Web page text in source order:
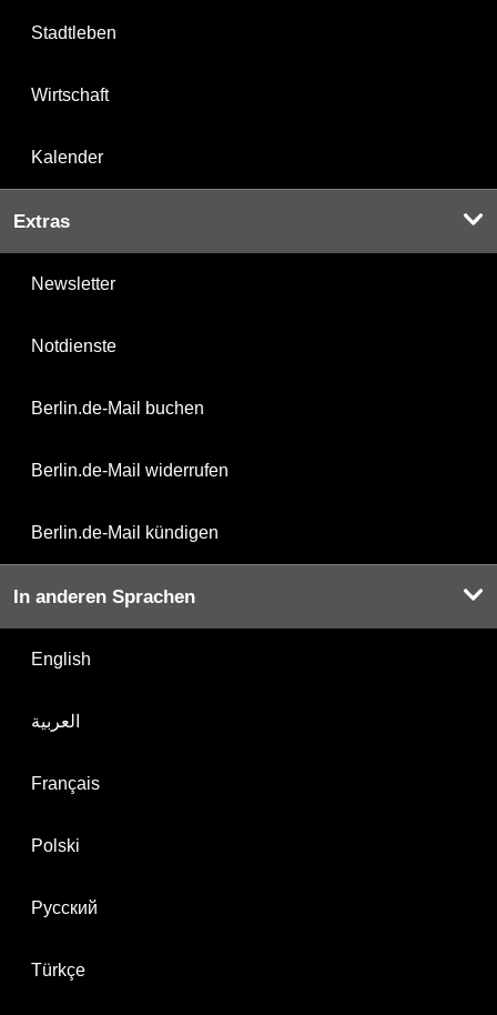
Stadtleben
Wirtschaft
Kalender
Extras
Newsletter
Notdienste
Berlin.de-Mail buchen
Berlin.de-Mail widerrufen
Berlin.de-Mail kündigen
In anderen Sprachen
English
العربية
Français
Polski
Русский
Türkçe